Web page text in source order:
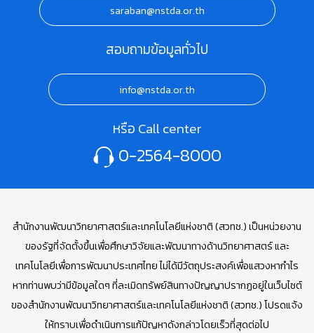
saraban@nstda.or.th
สอบถามข้อมูลทั่วไป
info@nstda.or.th
หรือ Call center
0-2564-8000
สำนักงานพัฒนาวิทยาศาสตร์และเทคโนโลยีแห่งชาติ (สวทช.) เป็นหน่วยงาน
ของรัฐที่จัดตั้งขึ้นเพื่อศึกษาวิจัยและพัฒนาทางด้านวิทยาศาสตร์ และ
เทคโนโลยีเพื่อการพัฒนาประเทศไทย ไม่ได้มีวัตถุประสงค์เพื่อแสวงหากำไร
หากท่านพบว่ามีข้อมูลใดๆ ที่ละเมิดทรัพย์สินทางปัญญาปรากฏอยู่ในเว็บไซต์
ของสำนักงานพัฒนาวิทยาศาสตร์และเทคโนโลยีแห่งชาติ (สวทช.) โปรดแจ้ง
ให้ทราบเพื่อดำเนินการแก้ปัญหาดังกล่าวโดยเร็วที่สุดต่อไป